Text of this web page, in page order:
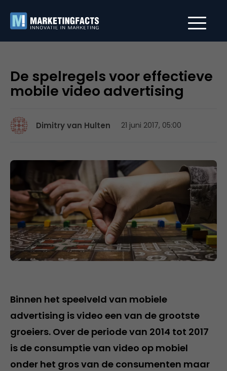
De spelregels voor effectieve
mobile video advertising
Dimitry van Hulten 21 juni 2017, 05:00
Binnen het speelveld van mobiele
advertising is video een van de grootste
groeiers. Over de periode van 2014 tot 2017
is de consumptie van video op mobiel
onder het gros van de consumenten maar